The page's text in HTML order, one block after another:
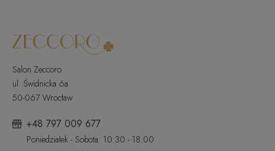
Salon Zeccoro
ul. Świdnicka 6a
50-067 Wrocław
+48 797 009 677
Poniedziałek - Sobota: 10:30 - 18:00